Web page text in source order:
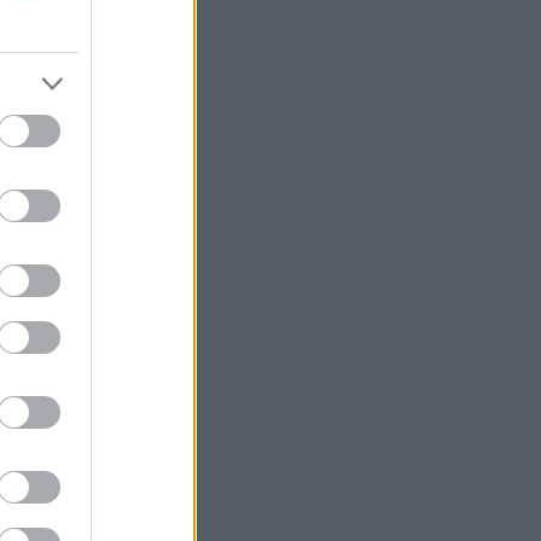
találják a felelősöket a
a hófrászról
hivatal bele akar szólni a
összetételébe
a hófrász igazi felelősei a
Start visszatéríti a jegyek
hómizériában pórul
miniszteri intézkedést
a január 2-i MÁV-os
csoport az év első
teljes csődöt
dolgoznak
- Mestska
- Megint Állunk Vazze